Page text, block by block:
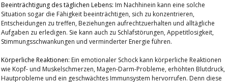
Beeinträchtigung des täglichen Lebens: Im Nachhinein kann eine solche
Situation sogar die Fähigkeit beeinträchtigen, sich zu konzentrieren,
Entscheidungen zu treffen, Beziehungen aufrechtzuerhalten und alltägliche
Aufgaben zu erledigen. Sie kann auch zu Schlafstörungen, Appetitlosigkeit,
Stimmungsschwankungen und verminderter Energie führen.
Körperliche Reaktionen: Ein emotionaler Schock kann körperliche Reaktionen
wie Kopf- und Muskelschmerzen, Magen-Darm-Probleme, erhöhten Blutdruck,
Hautprobleme und ein geschwächtes Immunsystem hervorrufen. Denn diese